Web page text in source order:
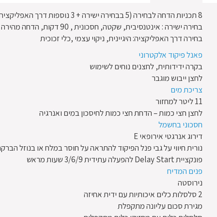
8 תכניות הדחה לבחירה (5 בבחירה ישירה + 3 נוספות דרך האפליקציה) –
בחירה ישירה : אינטנסיבית, שקטה, חסכונית , 90 דקות, הדחה מהירה
בחירה דרך האפליקציה: היגיינית, ניקוי עצמי ,כלי זכוכית
פאנל פיקוד אלקטרוני
בקרה ידידותית, לחצנים נוחים לשימוש
לחצן ייבוש מוגבר
צריכת מים
11 ליטר למחזור
לחצן חצי כמות – הדחת חצי כמות לחיסכון במים ואנרגיה
חסכוני בחשמל
דירוג אנרגטי אירופאי E
נורית חיווי על גבי פנל הפיקוד להתראה על חוסר במלח או בנוזל
פונקציית Delay Start להפעלה עתידית 3/6/9 שעות מראש
פנים המדיח
נירוסטה
2 סלסלות כלים איכותיות עם ידית אחיזה
מגירת סכום עליונה מתקפלת